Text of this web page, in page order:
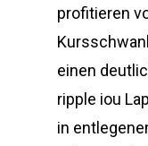
profitieren
einen
ripple iou
in